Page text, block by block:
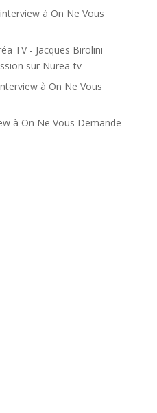
à On Ne Vous
TV - Jacques Birolini
sur Nurea-tv
à On Ne Vous
à On Ne Vous Demande